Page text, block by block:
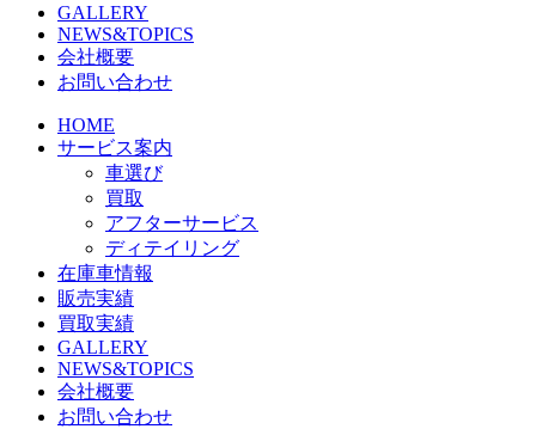
GALLERY
NEWS&TOPICS
会社概要
お問い合わせ
HOME
サービス案内
車選び
買取
アフターサービス
ディテイリング
在庫車情報
販売実績
買取実績
GALLERY
NEWS&TOPICS
会社概要
お問い合わせ